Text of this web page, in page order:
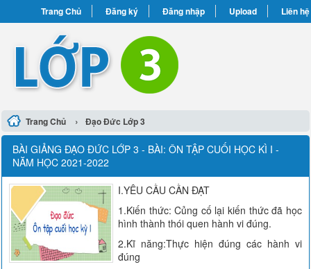
Trang Chủ Đăng ký Đăng nhập Upload Liên hệ
Trang Chủ › Đạo Đức Lớp 3
BÀI GIẢNG ĐẠO ĐỨC LỚP 3 - BÀI: ÔN TẬP CUỐI HỌC KÌ I -
NĂM HỌC 2021-2022
I.YÊU CẦU CẦN ĐẠT
1.Kiến thức: Củng cố lại kiến thức đã học
hình thành thói quen hành vi đúng.
2.Kĩ năng:Thực hiện đúng các hành vi
đúng